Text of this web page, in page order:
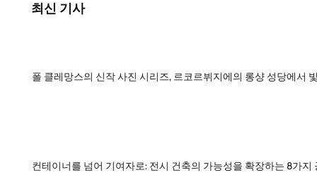
최신 기사
폴 클레망스의 신작 사진 시리즈, 르코르뷔지에의 롱샹 성당에서
컨테이너를 넘어 기여자로: 전시 건축의 가능성을 확장하는 8가지